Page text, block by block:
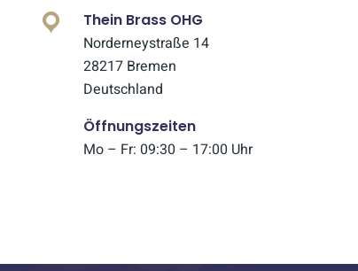
Thein Brass OHG
Norderneystraße 14
28217 Bremen
Deutschland
Öffnungszeiten
Mo – Fr: 09:30 – 17:00 Uhr